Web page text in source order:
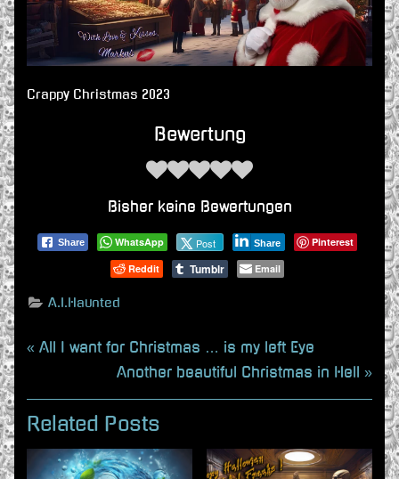
Crappy Christmas 2023
Bewertung
Bisher keine Bewertungen
Share WhatsApp Post Share
Pinterest
Reddit
Tumblr Email
A.I.Haunted
Beitragsnavigation
P
e
v
i
o
All I want for Christmas … is my left Eye
N
e
x
t
P
Another beautiful Christmas in Hell
Related Posts